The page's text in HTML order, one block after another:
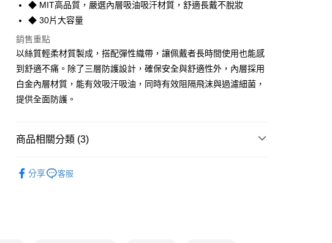
常溫-付款後全家取貨
每筆NT$40，滿NT$390(含以上)免運費
◆ MIT高品質，嚴選內層吸油吸汗材質，舒適長戴不脫妝
◆ 30片大容量
銷售重點
以絲質輕柔材質製成，搭配彈性織帶，讓佩戴者長時間使用也能感
到舒適不痛。除了三層防護設計，確保安全與舒適性外，內層採用
白金內層材質，能有效吸汗吸油，同時有效阻隔飛沫與過濾細菌，
提供全面防護。
商品相關分類 (3)
分享 客服